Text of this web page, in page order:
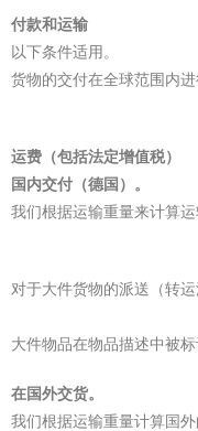
付款和运输
以下条件适用。
货物的交付在全球范围内进
运费（包括法定增值税）
国内交付（德国）。
我们根据运输重量来计算运
对于大件货物的派送（转
大件物品在物品描述中被标
在国外交货。
我们根据运输重量计算国外